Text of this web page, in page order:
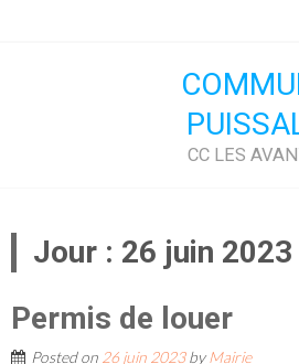
CC LES
Jour : 26 juin 2023
Permis de louer
Posted on 26 juin 2023byMairie